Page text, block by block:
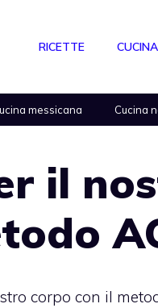
RICETTE
messicana Cucina
il
corpo con il